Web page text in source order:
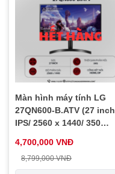
Màn hình máy tính LG
27QN600-B.ATV (27 inch
IPS/ 2560 x 1440/ 350
hành 24 tháng
4,700,000 VNĐ
8,799,000 VNĐ